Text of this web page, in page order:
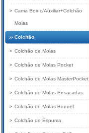
Cama Box c/Auxiliar+Colchão
Molas
Colchão
Colchão de Molas
Colchão de Molas Pocket
Colchão de Molas MasterPocket
Colchão de Molas Ensacadas
Colchão de Molas Bonnel
Colchão de Espuma